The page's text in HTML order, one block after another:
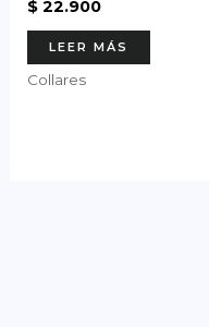
$22.900
LEER MÁS
Collares